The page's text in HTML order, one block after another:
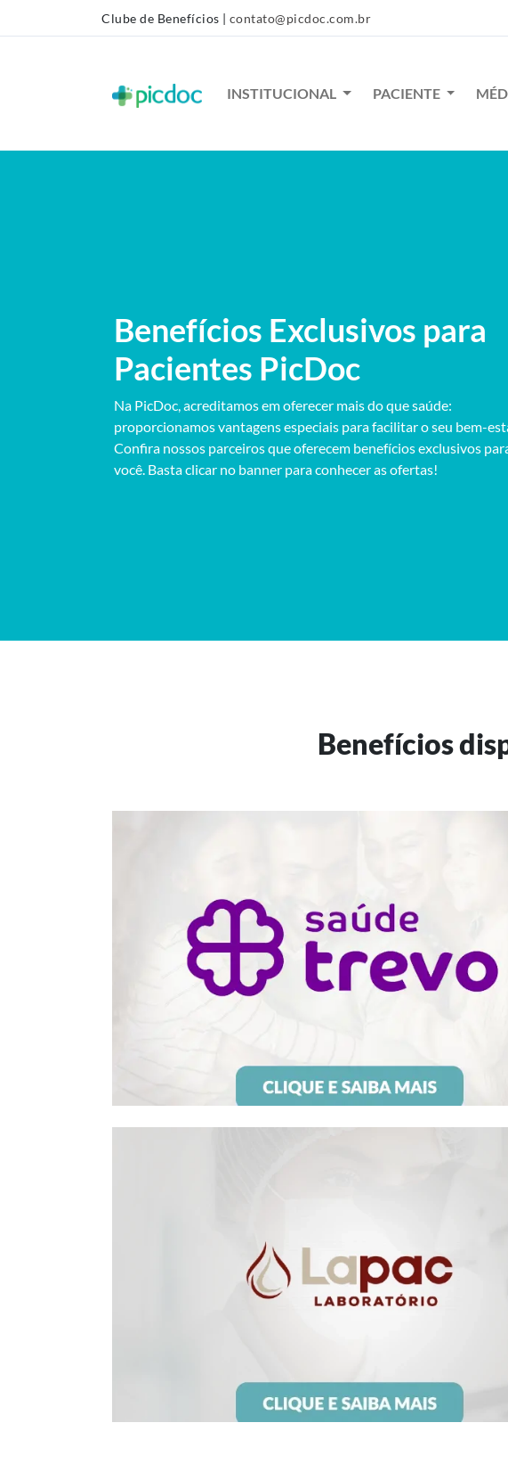
Clube de Benefícios | contato@picdoc.com.br
INSTITUCIONAL PACIENTE
Benefícios Exclusivos para
Pacientes PicDoc
Na PicDoc, acreditamos em oferecer mais do que saúde:
proporcionamos vantagens especiais para facilitar o seu bem-
Confira nossos parceiros que oferecem benefícios exclusivos
você. Basta clicar no banner para conhecer as ofertas!
Benefícios